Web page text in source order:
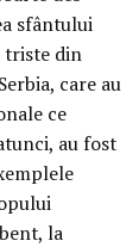
sfântului
triste din
care au
ce
au fost
la